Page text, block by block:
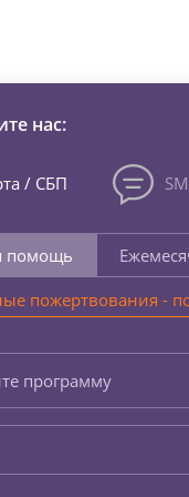
нас:
/ СБП
помощь
пожертвования -
программу